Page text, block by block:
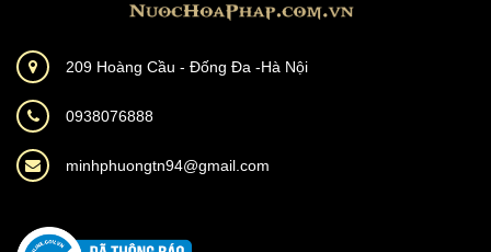
209 Hoàng Cầu - Đống Đa -Hà Nội
0938076888
minhphuongtn94@gmail.com